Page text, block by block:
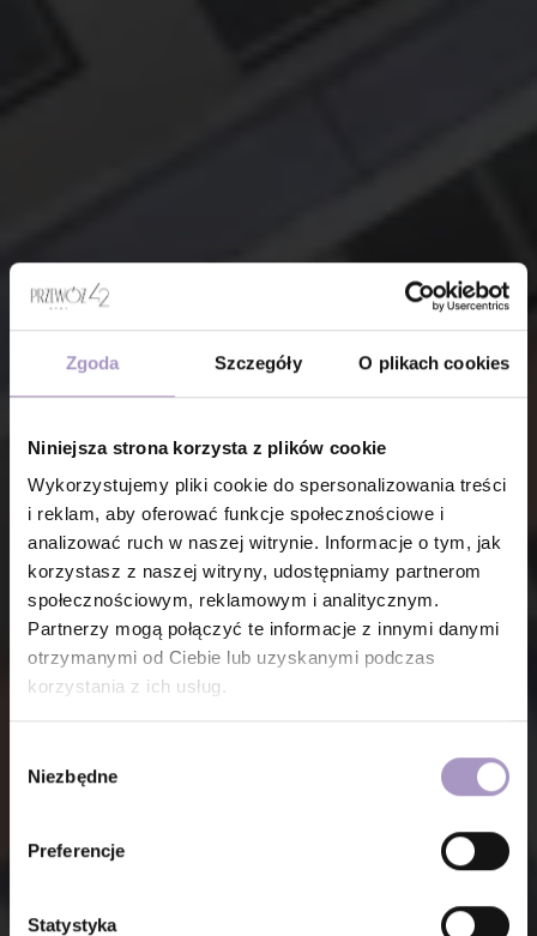
Zgoda Szczegóły O plikach cookies
Niniejsza strona korzysta z plików cookie
Wykorzystujemy pliki cookie do spersonalizowania treści
i reklam, aby oferować funkcje społecznościowe i
analizować ruch w naszej witrynie. Informacje o tym, jak
korzystasz z naszej witryny, udostępniamy partnerom
społecznościowym, reklamowym i analitycznym.
Partnerzy mogą połączyć te informacje z innymi danymi
otrzymanymi od Ciebie lub uzyskanymi podczas
korzystania z ich usług.
zgody
Niezbędne
Preferencje
Statystyka